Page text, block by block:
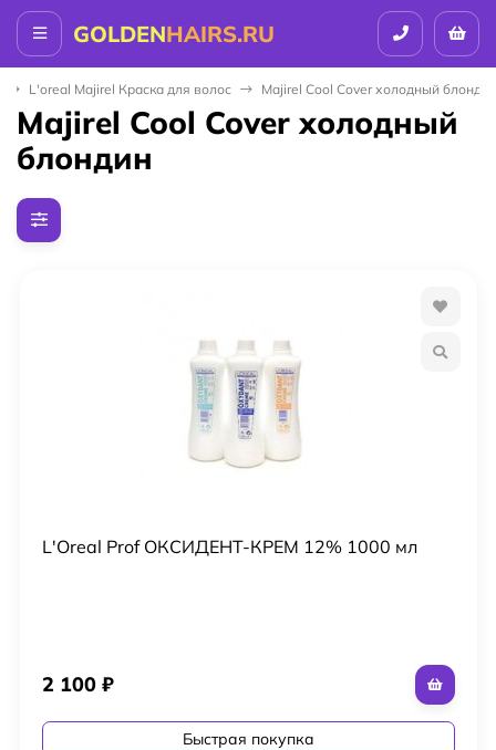
GOLDENHAIRS.RU
L'oreal Majirel Краска для волос Majirel Cool Cover холодный блондин
Majirel Cool Cover холодный
блондин
L'Oreal Prof ОКСИДЕНТ-КРЕМ 12% 1000 мл
2 100 ₽
Быстрая покупка